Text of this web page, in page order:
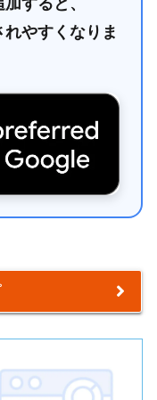
すると、
やすくなりま